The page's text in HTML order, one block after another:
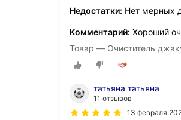
Недостатки: Нет мерных
Комментарий: Хороший
Товар — Очиститель
татьяна татьяна
11 отзывов
13 февраля